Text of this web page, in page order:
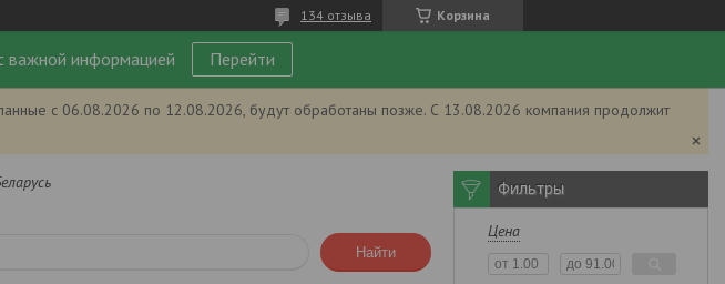
Корзина
134 отзыва
важной информацией Перейти
с 06.08.2026 по 12.08.2026, будут обработаны позже. С 13.08.2026 компания продолжит
Найти
Фильтры
Цена